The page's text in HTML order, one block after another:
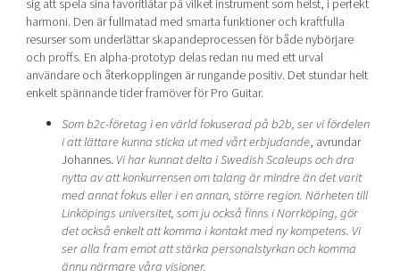
sig att spela sina favoritlåtar på vilket instrument som helst, i perfekt
harmoni. Den är fullmatad med smarta funktioner och kraftfulla
resurser som underlättar skapandeprocessen för både nybörjare
och proffs. En alpha-prototyp delas redan nu med ett urval
användare och återkopplingen är rungande positiv. Det stundar helt
enkelt spännande tider framöver för Pro Guitar.
Som b2c-företag i en värld fokuserad på b2b, ser vi fördelen
i att lättare kunna sticka ut med vårt erbjudande, avrundar
Johannes. Vi har kunnat delta i Swedish Scaleups och dra
nytta av att konkurrensen om talang är mindre än det varit
med annat fokus eller i en annan, större region. Närheten till
Linköpings universitet, som ju också finns i Norrköping, gör
det också enkelt att komma i kontakt med ny kompetens. Vi
ser alla fram emot att stärka personalstyrkan och komma
ännu närmare våra visioner.